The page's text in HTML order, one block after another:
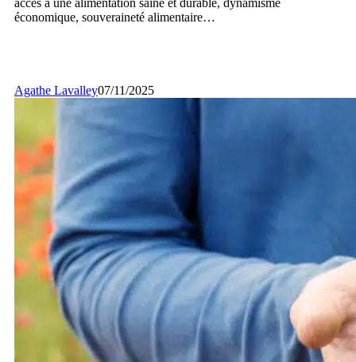
vos
accès à une alimentation saine et durable, dynamisme
économique, souveraineté alimentaire…
Agathe Lavalley07/11/2025